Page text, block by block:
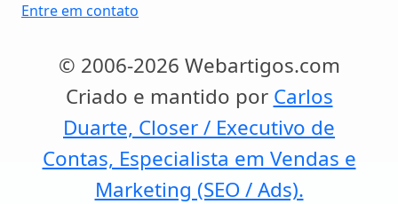
Entre em contato
© 2006-2026 Webartigos.com
Criado e mantido por Carlos
Duarte, Closer / Executivo de
Contas, Especialista em Vendas e
Marketing (SEO / Ads).